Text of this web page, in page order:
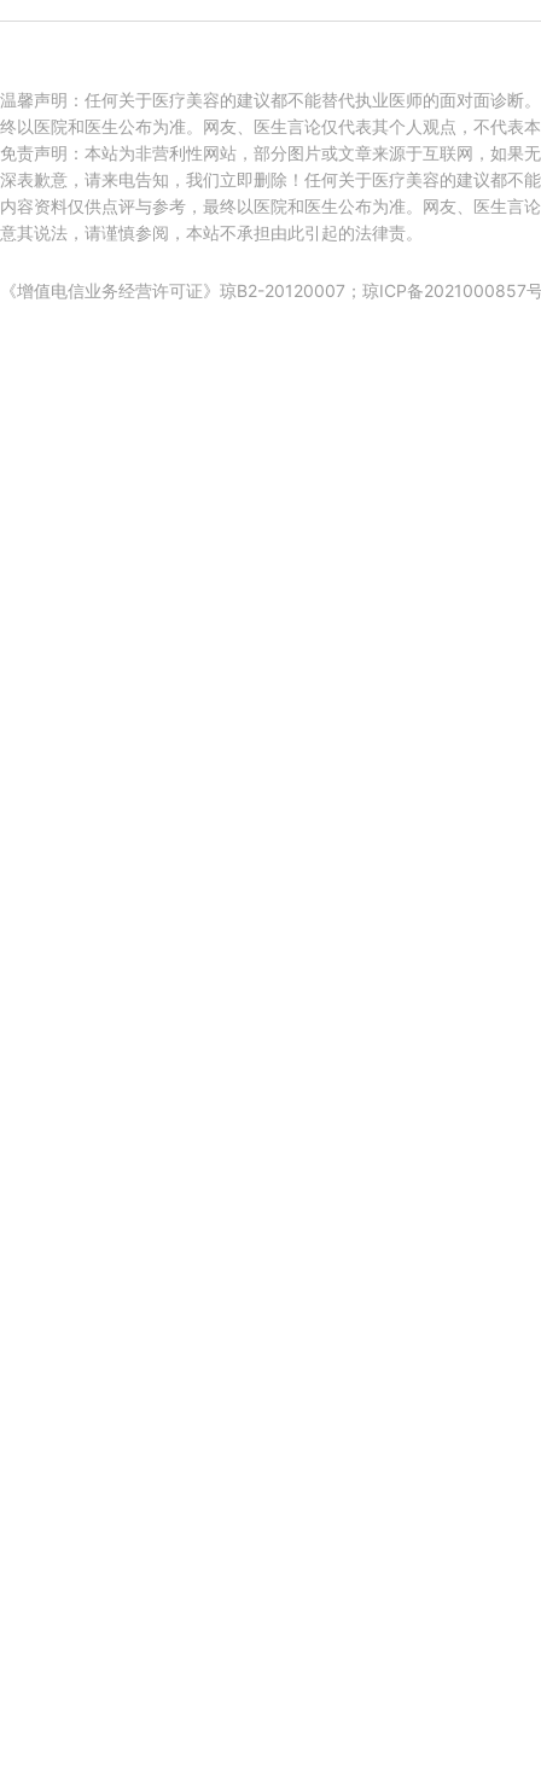
温馨声明：任何关于医疗美容的建议都不能替代执业医师的面对面诊断
终以医院和医生公布为准。网友、医生言论仅代表其个人观点，不代表
免责声明：本站为非营利性网站，部分图片或文章来源于互联网，如果
深表歉意，请来电告知，我们立即删除！任何关于医疗美容的建议都不
内容资料仅供点评与参考，最终以医院和医生公布为准。网友、医生言
意其说法，请谨慎参阅，本站不承担由此引起的法律责。
《增值电信业务经营许可证》琼B2-20120007； 琼ICP备2021000857